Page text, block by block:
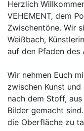
Herzlich
VEHEMENT, dem
Zwischentöne. Wir
Weißbach,
auf den Pfaden des
Wir nehmen Euch
zwischen Kunst
nach dem Stoff,
Bilder gemacht
die Oberfläche zu